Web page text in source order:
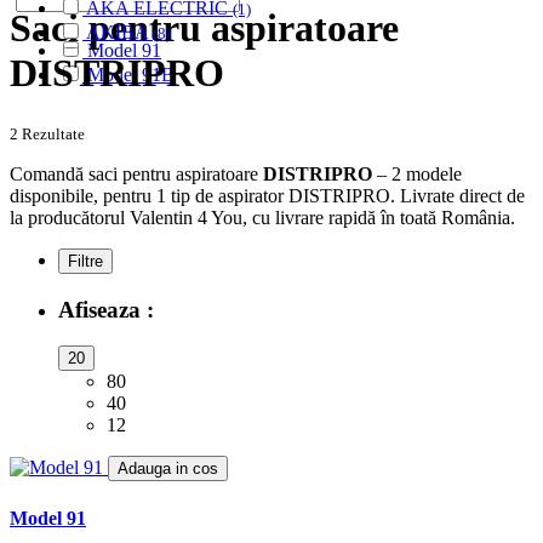
AKA ELECTRIC (1)
AKIBA (8)
ALASKA (28)
ALBATROS (9)
ALLERGY CARE (1)
ALMERIA (1)
ALPINA (10)
ALTIC
ALTO
ALTUS
AMADIS
AMROS
AMSTAR
AMSTERDAM
AMSTRAD
APL (3)
Model 91
Model 91B
Saci pentru aspiratoare
DISTRIPRO
2 Rezultate
Comandă saci pentru aspiratoare DISTRIPRO – 2 modele
disponibile, pentru 1 tip de aspirator DISTRIPRO. Livrate direct de
la producătorul Valentin 4 You, cu livrare rapidă în toată România.
Filtre
Afiseaza :
20
80
40
12
Adauga in cos
Model 91